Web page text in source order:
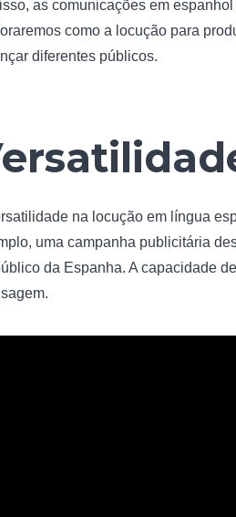
as comunicações em
como a locução para
diferentes públicos.
na locução em língua
uma campanha publicitária
da Espanha. A capacidade